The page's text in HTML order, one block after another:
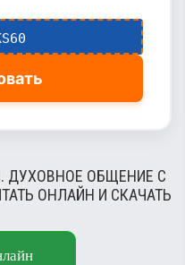
ДУХОВНОЕ ОБЩЕНИЕ С
ОНЛАЙН И СКАЧАТЬ